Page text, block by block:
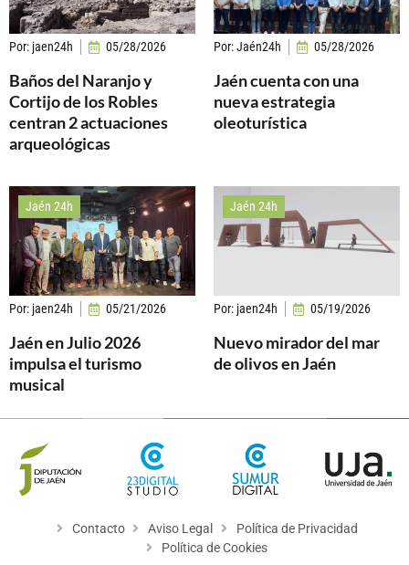
Por: jaen24h 05/28/2026
Baños del Naranjo y
Cortijo de los Robles
centran 2 actuaciones
arqueológicas
Por:Jaén24h 05/28/2026
Jaén cuenta con una
nueva estrategia
oleoturística
Jaén 24h
Por: jaen24h 05/21/2026
Jaén en Julio 2026
impulsa el turismo
musical
Jaén 24h
Por: jaen24h 05/19/2026
Nuevo mirador del mar
de olivos en Jaén
Contacto Aviso Legal
Política de Privacidad
Política de Cookies